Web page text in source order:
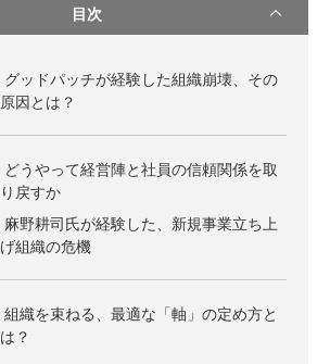
目次
グッドパッチが経験した組織崩壊、その
原因とは？
どうやって経営陣と社員の信頼関係を取
り戻すか
麻野耕司氏が経験した、新規事業立ち上
げ組織の危機
組織を束ねる、最適な「軸」の定め方と
は？